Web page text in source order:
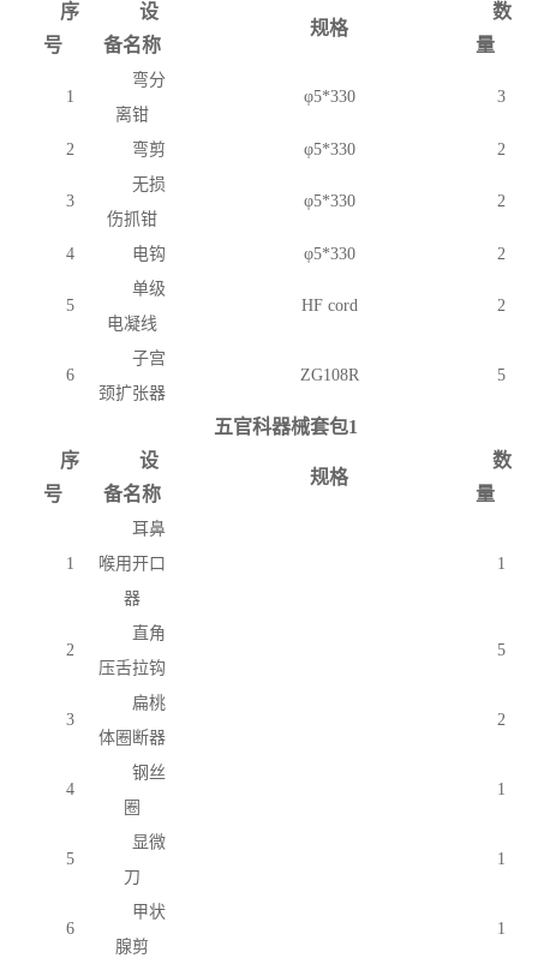
序
号
设
备名称
规格
数
量
1
弯分
离钳
φ5*330 3
2 弯剪 φ5*330 2
3
无损
伤抓钳
φ5*330 2
4 电钩 φ5*330 2
5
单级
电凝线
HF cord 2
6
子宫
颈扩张器
ZG108R 5
五官科器械套包1
序
号
设
备名称
规格
数
量
1
耳鼻
喉用开口
器
1
2
直角
压舌拉钩
5
3
扁桃
体圈断器
2
4
钢丝
圈
1
5
显微
刀
1
6
甲状
腺剪
1